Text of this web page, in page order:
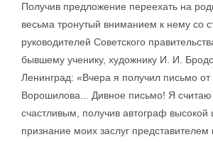
Получив предложение переехать на
весьма тронутый вниманием к нему со
руководителей Советского
бывшему ученику, художнику И. И.
Ленинград: «Вчера я получил письмо от
Ворошилова... Дивное письмо! Я считаю
счастливым, получив автограф высокой
признание моих заслуг